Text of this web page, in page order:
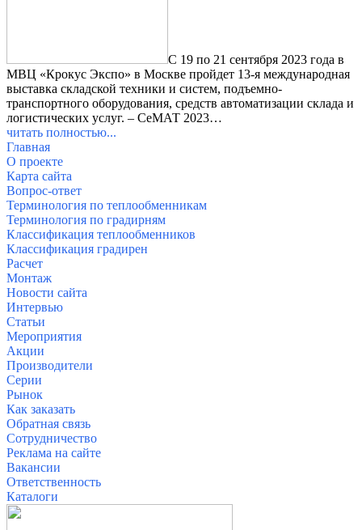
С 19 по 21 сентября 2023 года в
МВЦ «Крокус Экспо» в Москве пройдет 13-я международная
выставка складской техники и систем, подъемно-
транспортного оборудования, средств автоматизации склада и
логистических услуг. – СеМАТ 2023…
читать полностью...
Главная
О проекте
Карта сайта
Вопрос-ответ
Терминология по теплообменникам
Терминология по градирням
Классификация теплообменников
Классификация градирен
Расчет
Монтаж
Новости сайта
Интервью
Статьи
Мероприятия
Акции
Производители
Серии
Рынок
Как заказать
Обратная связь
Сотрудничество
Реклама на сайте
Вакансии
Ответственность
Каталоги